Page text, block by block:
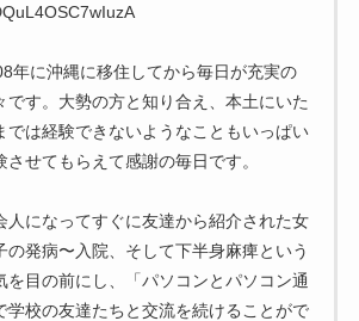
年に沖縄に移住してから毎日が充実の
です。大勢の方と知り合え、本土にいた
では経験できないようなこともいっぱい
させてもらえて感謝の毎日です。
人になってすぐに友達から紹介された女
の発病〜入院、そして下半身麻痺という
を目の前にし、「パソコンとパソコン通
学校の友達たちと交流を続けることがで